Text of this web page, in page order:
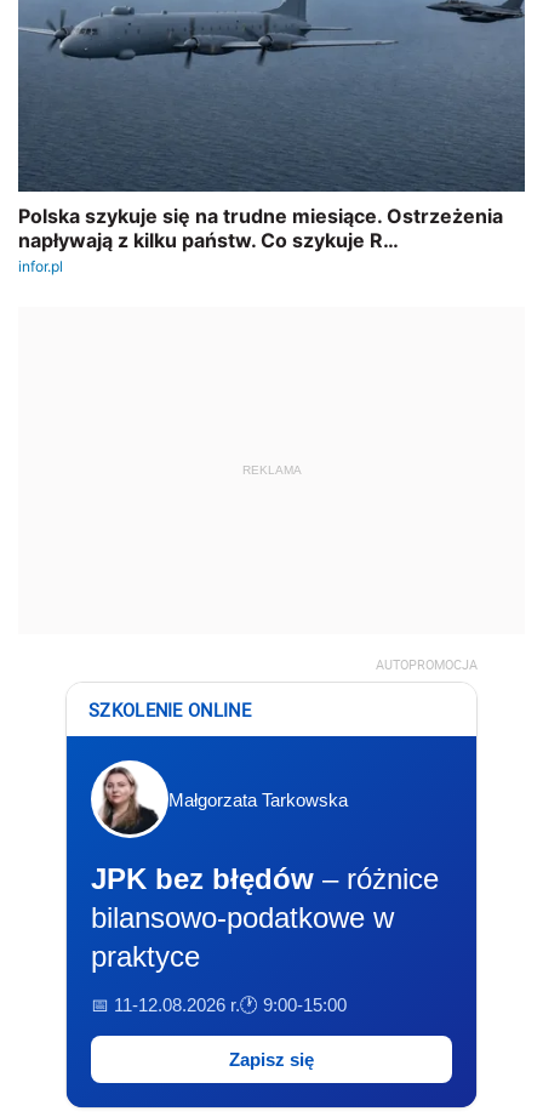
REKLAMA
AUTOPROMOCJA
SZKOLENIE ONLINE
Małgorzata Tarkowska
JPK bez błędów – różnice
bilansowo-podatkowe w
praktyce
📅 11-12.08.2026 r.🕐 9:00-15:00
Zapisz się